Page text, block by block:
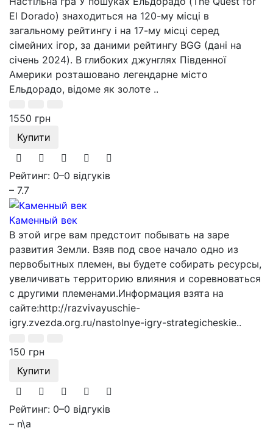
El Dorado) знаходиться на 120-му місці в
загальному рейтингу і на 17-му місці серед
сімейних ігор, за даними рейтингу BGG (дані на
січень 2024). В глибоких джунглях Південної
Америки розташовано легендарне місто
Ельдорадо, відоме як золоте ..
1550 грн
Купити
Рейтинг: 0–0 відгуків
– 7.7
Каменный век
В этой игре вам предстоит побывать на заре
развития Земли. Взяв под свое начало одно из
первобытных племен, вы будете собирать ресурсы,
увеличивать территорию влияния и соревноваться
с другими племенами.Информация взята на
сайте:http://razvivayuschie-
igry.zvezda.org.ru/nastolnye-igry-strategicheskie..
150 грн
Купити
Рейтинг: 0–0 відгуків
– n\a